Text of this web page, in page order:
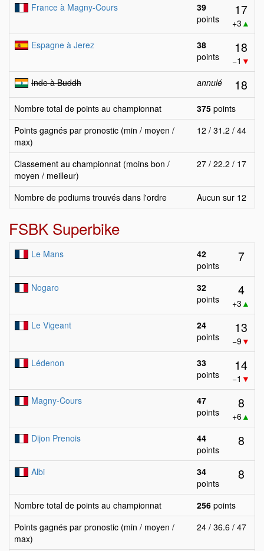
France à Magny-Cours
39
points
17
+3 ▲
Espagne à Jerez
38
points
18
−1 ▼
Inde à Buddh
annulé 18
Nombre total de points au championnat 375 points
Points gagnés par pronostic (min / moyen /
max)
12 / 31.2 / 44
Classement au championnat (moins bon /
moyen / meilleur)
27 / 22.2 / 17
Nombre de podiums trouvés dans l'ordre Aucun sur 12
FSBK Superbike
Le Mans
42
points
7
Nogaro
32
points
4
+3 ▲
Le Vigeant
24
points
13
−9▼
Lédenon
33
points
14
−1 ▼
Magny-Cours
47
points
8
+6▲
Dijon Prenois
44
points
8
Albi
34
points
8
Nombre total de points au championnat 256 points
Points gagnés par pronostic (min / moyen /
max)
24 / 36.6 / 47